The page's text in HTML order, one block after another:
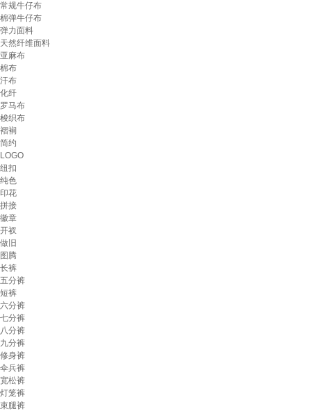
常规牛仔布
棉弹牛仔布
弹力面料
天然纤维面料
亚麻布
棉布
汗布
化纤
罗马布
梭织布
褶裥
简约
LOGO
纽扣
纯色
印花
拼接
徽章
开衩
做旧
图腾
长裤
五分裤
短裤
六分裤
七分裤
八分裤
九分裤
修身裤
伞兵裤
宽松裤
灯笼裤
束腿裤